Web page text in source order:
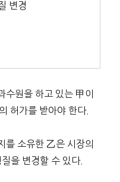
변경
원을 하고 있는 甲이
허가를 받아야 한다.
소유한 乙은 시장의
을 변경할 수 있다.